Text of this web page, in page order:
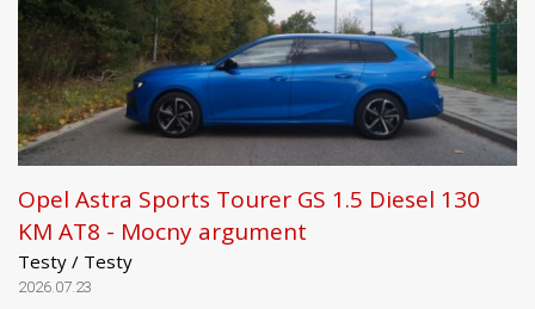
Opel Astra Sports Tourer GS 1.5 Diesel 130
KM AT8 - Mocny argument
Testy / Testy
2026.07.23